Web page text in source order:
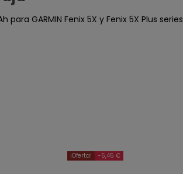
para GARMIN Fenix 5X y Fenix 5X Plus series
¡Oferta! -5,45 €